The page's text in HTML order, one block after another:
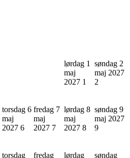
lørdag 1
maj
2027 1
søndag 2
maj 2027
2
torsdag 6
maj
2027 6
fredag 7
maj
2027 7
lørdag 8
maj
2027 8
søndag 9
maj 2027
9
torsdag
fredag
lørdag
søndag